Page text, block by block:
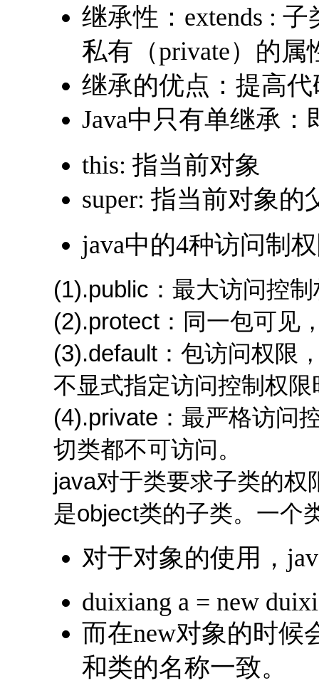
继承性：extends :
私有（private）的属
继承的优点：提高
Java中只有单继承
this: 指当前对象
super: 指当前对象
java中的4种访问制
(1).public：最大访问控
(2).protect：同一包可见
(3).default：包访问权限
不显式指定访问控制权
(4).private：最严格访问
切类都不可访问。
java对于类要求子类的
是object类的子类。一个
对于对象的使用，
duixiang a = new
而在new对象的时候
和类的名称一致。